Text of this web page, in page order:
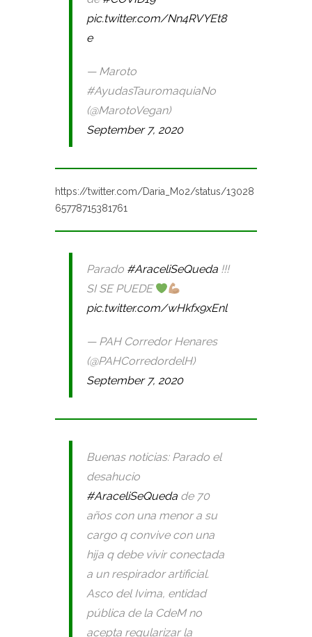
pic.twitter.com/Nn4RVYEt8
e
— Maroto
#AyudasTauromaquiaNo
(@MarotoVegan)
September 7, 2020
https://twitter.com/Daria_Mo2/status/13028
65778715381761
Parado #AraceliSeQueda !!!
SI SE PUEDE
pic.twitter.com/wHkfx9xEnl
— PAH Corredor Henares
(@PAHCorredordelH)
September 7, 2020
Buenas noticias: Parado el
desahucio
#AraceliSeQueda de 70
años con una menor a su
cargo q convive con una
hija q debe vivir conectada
a un respirador artificial.
Asco del Ivima, entidad
pública de la CdeM no
acepta regularizar la